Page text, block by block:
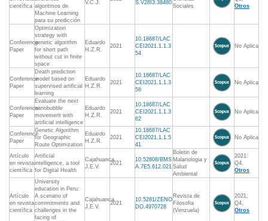
científica algoritmos de
Machine Learning
para su predicción
V.C.J.
S.V28I3.38480
Sociales
Otros
Conference
Paper
Optimization
strategy with
genetic algorithm
for short path
without cut in finite
space
Eduardo
H.Z.R.
2021
10.18687/LAC
CEI2021.1.1.3
54
No Aplica
Conference
Paper
Death prediction
model based on
supervised artificial
learning
Eduardo
H.Z.R.
2021
10.18687/LAC
CEI2021.1.1.3
58
No Aplica
Conference
Paper
Evaluate the next
nanobubble
movement with
artificial intelligence
Eduardo
H.Z.R.
2021
10.18687/LAC
CEI2021.1.1.3
62
No Aplica
Conference
Paper
Genetic Algorithm
for Geographic
Route Optimization
Eduardo
H.Z.R.
2021
10.18687/LAC
CEI2021.1.1.5
41
No Aplica
Artículo
en revista
científica
Artificial
intelligence, a tool
for Digital Health
Cajahuanca
J.E.V.
2021
10.52808/BMS
A.7E5.612.021
Boletin de
Malariologia y
Salud
Ambiental
2021:
Q4,
Otros
Artículo
en revista
científica
University
education in Peru:
A scenario of
commitments and
challenges in the
facing of
Cajahuanca
J.E.V.
2021
10.5281/ZENO
DO.4970728
Revista de
Filosofia
(Venzuela)
2021:
Q4,
Otros